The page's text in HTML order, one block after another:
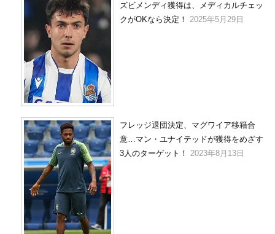
ズビメンディ獲得は、メディカルチェッ
クがOKなら決定！ 2025年5月29日
フレッジ退団決定、マグワイア移籍合
意…マン・ユナイテッドが獲得をめざす
3人のターゲット！
2023年8月13日